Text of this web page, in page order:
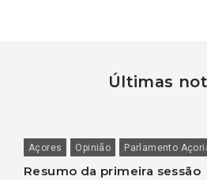
Últimas
Açores Opinião Parlamento
Resumo da primeira sessão